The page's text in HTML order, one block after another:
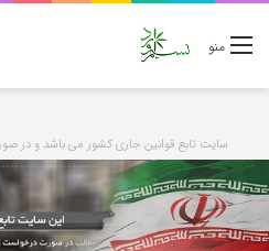
منو
سایت تابع قوانین جاری کشور می باشد و